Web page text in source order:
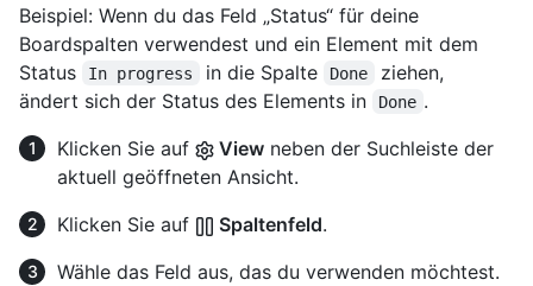
Beispiel: Wenn du das Feld „Status“ für deine
Boardspalten verwendest und ein Element mit dem
Status
In progress in die Spalte Done
ziehen,
ändert sich der Status des Elements in
Done .
Klicken Sie auf
View neben der Suchleiste der
aktuell geöffneten Ansicht.
Klicken Sie auf
Spaltenfeld.
Wähle das Feld aus, das du verwenden möchtest.